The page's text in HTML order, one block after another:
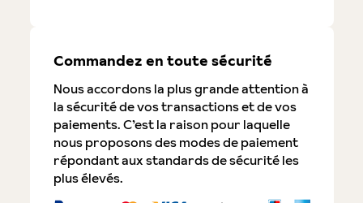
Commandez en toute sécurité
Nous accordons la plus grande attention à
la sécurité de vos transactions et de vos
paiements. C’est la raison pour laquelle
nous proposons des modes de paiement
répondant aux standards de sécurité les
plus élevés.